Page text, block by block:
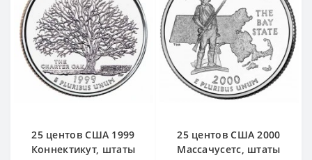
25 центов США 1999
Коннектикут, штаты
25 центов США 2000
Массачусетс, штаты